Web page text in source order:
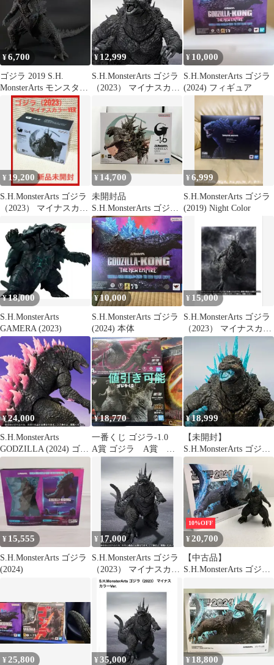
¥6,700
ゴジラ 2019 S.H.
MonsterArts モンスター
アーツ
¥ 12,999
S.H.MonsterArts ゴジラ
（2023） マイナスカラ
¥ 10,000
S.H.MonsterArts ゴジラ
(2024) フィギュア
¥ 19,200
S.H.MonsterArts ゴジラ
（2023） マイナスカラ
¥ 14,700
未開封品
S.H.MonsterArts ゴジラ
(2023) ゴジラ-1.0
¥6,999
S.H.MonsterArts ゴジラ
(2019) Night Color
¥18,000
S.H.MonsterArts
GAMERA (2023)
¥10,000
S.H.MonsterArts ゴジラ
(2024) 本体
¥ 15,000
S.H.MonsterArts ゴジラ
（2023） マイナスカラ
ーVer.
¥24,000
S.H.MonsterArts
GODZILLA (2024) ゴジ
ラ2024
¥18,770
一番くじ ゴジラ-1.0
A賞 ゴジラ A賞 ゴ
ジラエヴォルブ 2024
¥18,999
【未開封】
S.H.MonsterArts ゴジラ
(2023) 放射熱線Ver.
¥ 15,555
S.H.MonsterArts ゴジラ
(2024)
¥ 17,000
S.H.MonsterArts ゴジラ
（2023） マイナスカラ
ーVer.２点
10%OFF
¥20,700
【中古品】
S.H.MonsterArts ゴジラ
ィギュア 【044-260402-
io-50-fuzh】
¥ 25,800 ¥ 35,000 ¥18,800